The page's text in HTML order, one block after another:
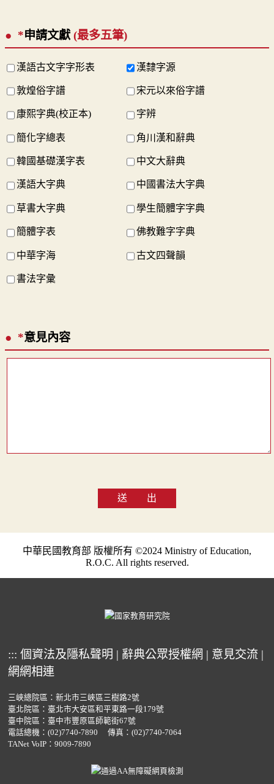
*申請文獻 (最多五筆)
漢語古文字字形表 漢隸字源
敦煌俗字譜 宋元以來俗字譜
康熙字典(校正本) 字辨
簡化字總表 角川漢和辭典
韓國基礎漢字表 中文大辭典
漢語大字典 中國書法大字典
草書大字典 學生簡體字字典
簡體字表 佛教難字字典
中華字海 古文四聲韻
書法字彙
*意見內容
送 出
中華民國教育部 版權所有 ©2024 Ministry of Education,
R.O.C. All rights reserved.
::: 個資法及隱私聲明 | 辭典公眾授權網 | 意見交流 |
網網相連
三峽總院區：新北市三峽區三樹路2號
臺北院區：臺北市大安區和平東路一段179號
臺中院區：臺中市豐原區師範街67號
電話總機： (02)7740-7890
傳真：(02)7740-7064
TANet VoIP：9009-7890